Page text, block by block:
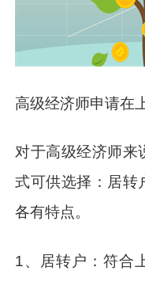
高级经济师申请在
对于高级经济师来
式可供选择：居转
各有特点。
1、居转户：符合